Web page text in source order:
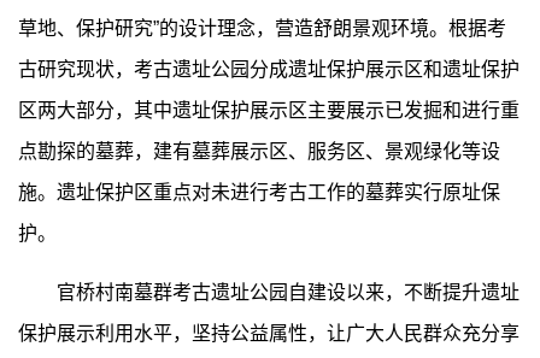
草地、保护研究”的设计理念，营造舒朗景观环境。根据考
古研究现状，考古遗址公园分成遗址保护展示区和遗址保护
区两大部分，其中遗址保护展示区主要展示已发掘和进行重
点勘探的墓葬，建有墓葬展示区、服务区、景观绿化等设
施。遗址保护区重点对未进行考古工作的墓葬实行原址保
护。
官桥村南墓群考古遗址公园自建设以来，不断提升遗址
保护展示利用水平，坚持公益属性，让广大人民群众充分享